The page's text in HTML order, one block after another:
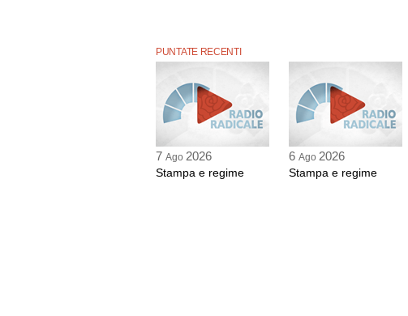
PUNTATE RECENTI
7 Ago 2026
Stampa e regime
6 Ago 2026
Stampa e regime